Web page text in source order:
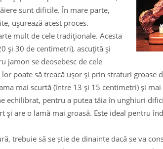
sunt dificile. În mare parte,
uşurează acest proces.
mult de cele tradiţionale. Acesta
şi 30 de centimetri), ascuţită şi
jamon se deosebesc de cele
poate să treacă uşor şi prin straturi groase
mai scurtă (între 13 şi 15 centimetri) şi
echilibrat, pentru a putea tăia în unghiuri
şi are o lamă mai groasă. Este ideal pentru
trebuie să se știe de dinainte dacă se va